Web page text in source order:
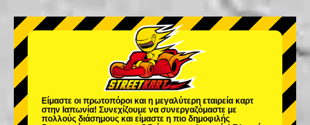
Εταιρεία Κράτηση
Αλλαγή Καταστήματος
Τόκιο Σινάγαουα #1 Τόκιο Ακίχαμπαρα #1
Τόκιο Ακίχαμπαρα #2
Τόκιο Σιμπούγια Annex Τόκιο Κόλπος
Είμαστε οι πρωτοπόροι και η μεγαλύτερη εταιρεία καρτ
στην Ιαπωνία! Συνεχίζουμε να συνεργαζόμαστε με
πολλούς διάσημους και είμαστε η πιο δημοφιλής